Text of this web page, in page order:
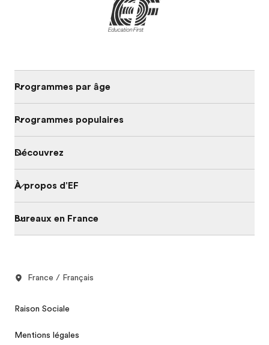
Programmes par âge
Programmes populaires
Découvrez
À propos d'EF
Bureaux en France
France / Français
Raison Sociale
Mentions légales